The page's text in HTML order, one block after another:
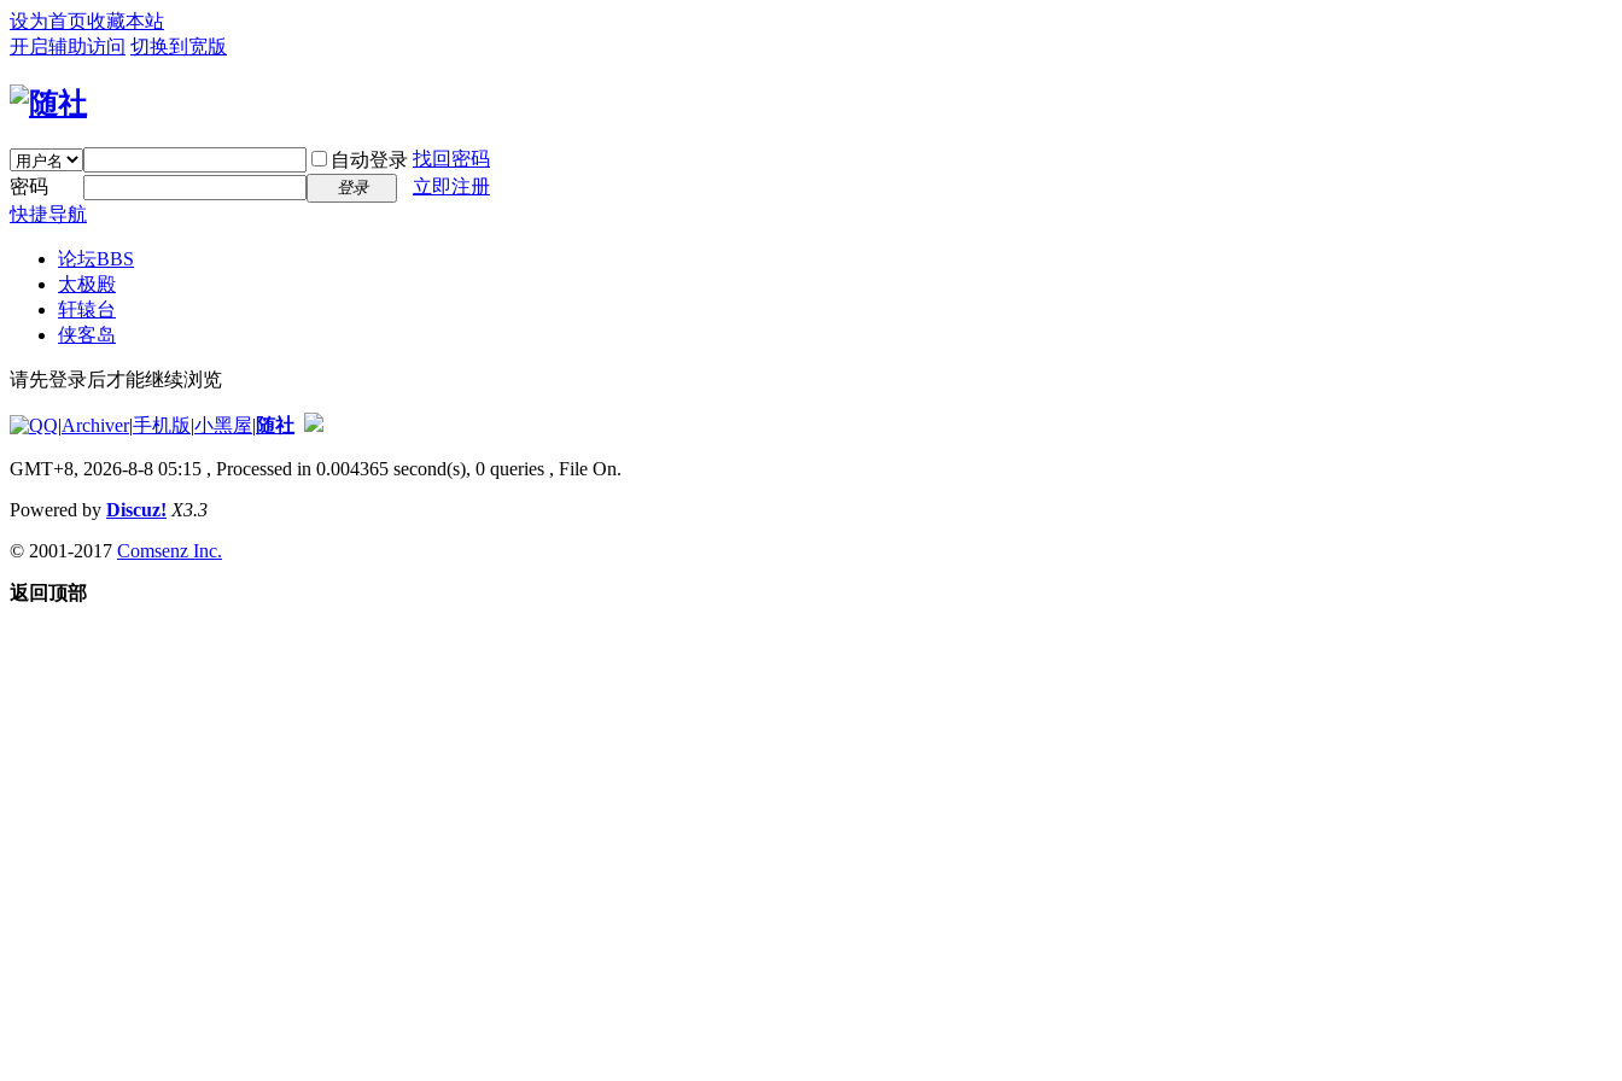
设为首页收藏本站
开启辅助访问 切换到宽版
自动登录 找回密码
密码
登录
立即注册
快捷导航
论坛BBS
太极殿
轩辕台
侠客岛
请先登录后才能继续浏览
|Archiver|手机版|小黑屋|随社
GMT+8, 2026-8-8 05:15 , Processed in 0.004365 second(s), 0 queries , File On.
Powered by Discuz! X3.3
© 2001-2017 Comsenz Inc.
返回顶部